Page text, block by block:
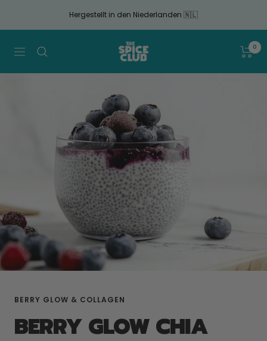
zum
Artikel
Hergestellt in den Niederlanden 🇳🇱
Navigation
The
Spice
Club
0
BERRY GLOW & COLLAGEN
BERRY GLOW CHIA